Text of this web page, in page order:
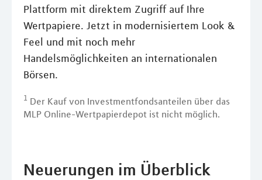
Plattform mit direktem Zugriff auf Ihre
Wertpapiere. Jetzt in modernisiertem Look &
Feel und mit noch mehr
Handelsmöglichkeiten an internationalen
Börsen.
1 Der Kauf von Investmentfondsanteilen über das
MLP Online-Wertpapierdepot ist nicht möglich.
Neuerungen im Überblick